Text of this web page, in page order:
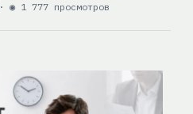
· ◉ 1 777 просмотров